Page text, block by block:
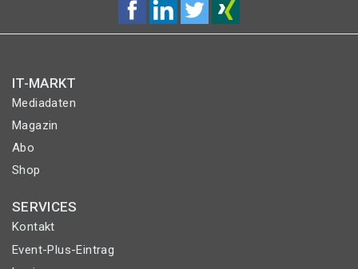
IT-MARKT
Mediadaten
Magazin
Abo
Shop
SERVICES
Kontakt
Event-Plus-Eintrag